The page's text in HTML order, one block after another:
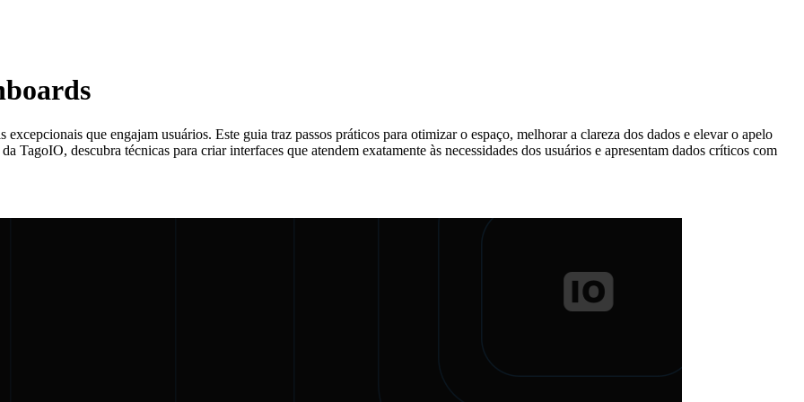
que engajam usuários. Este guia traz passos práticos para otimizar o espaço, melhorar a clareza dos dados e elevar o apelo
TagoIO, descubra técnicas para criar interfaces que atendem exatamente às necessidades dos usuários e apresentam dados críticos com